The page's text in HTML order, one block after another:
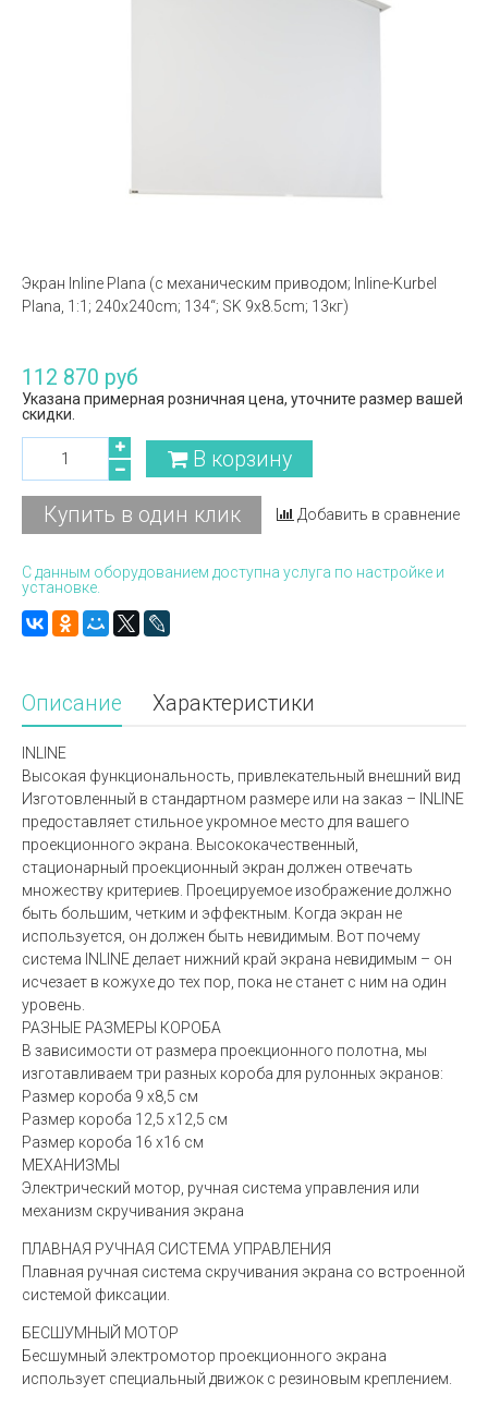
Экран Inline Plana (с механическим приводом; Inline-Kurbel
Plana, 1:1; 240x240cm; 134“; SK 9x8.5cm; 13кг)
112 870 руб
Указана примерная розничная цена, уточните размер вашей
скидки.
В корзину
Купить в один клик Добавить в сравнение
С данным оборудованием доступна услуга по настройке и
установке.
Описание Характеристики
INLINE
Высокая функциональность, привлекательный внешний вид
Изготовленный в стандартном размере или на заказ – INLINE
предоставляет стильное укромное место для вашего
проекционного экрана. Высококачественный,
стационарный проекционный экран должен отвечать
множеству критериев. Проецируемое изображение должно
быть большим, четким и эффектным. Когда экран не
используется, он должен быть невидимым. Вот почему
система INLINE делает нижний край экрана невидимым – он
исчезает в кожухе до тех пор, пока не станет с ним на один
уровень.
РАЗНЫЕ РАЗМЕРЫ КОРОБА
В зависимости от размера проекционного полотна, мы
изготавливаем три разных короба для рулонных экранов:
Размер короба 9 x8,5 см
Размер короба 12,5 x12,5 см
Размер короба 16 x16 см
МЕХАНИЗМЫ
Электрический мотор, ручная система управления или
механизм скручивания экрана
ПЛАВНАЯ РУЧНАЯ СИСТЕМА УПРАВЛЕНИЯ
Плавная ручная система скручивания экрана со встроенной
системой фиксации.
БЕСШУМНЫЙ МОТОР
Бесшумный электромотор проекционного экрана
использует специальный движок с резиновым креплением.